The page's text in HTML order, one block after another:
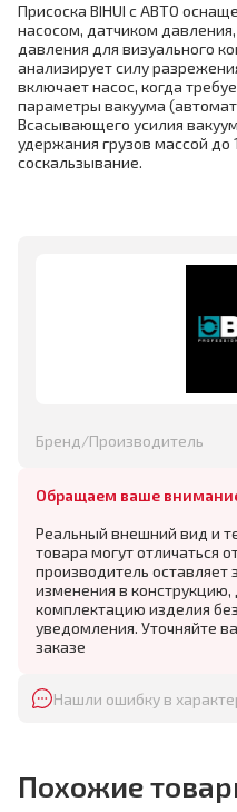
Присоска BIHUI с АВТО
насосом, датчиком
давления для визуального
анализирует силу
включает насос, когда
параметры вакуума
Всасывающего усилия
удержания грузов массой до
соскальзывание.
Бренд/Производитель
Обращаем ваше
Реальный внешний вид и
товара могут отличаться
производитель оставляет
изменения в конструкцию,
комплектацию изделия
уведомления. Уточняйте
заказе
Нашли ошибку в
Похожие